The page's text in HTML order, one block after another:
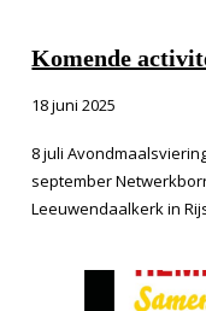
Komende
18 juni 2025
8 juli
september
Leeuwendaalkerk in